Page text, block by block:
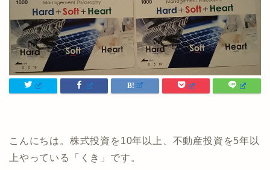
こんにちは。株式投資を10年以上、不動産投資を5年以
上やっている「くき」です。